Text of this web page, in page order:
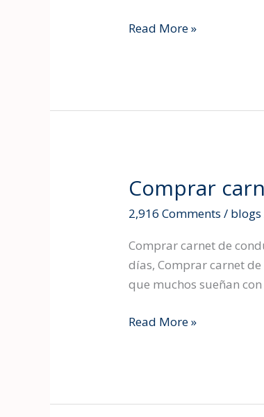
Read More »
Comprar
2,916 Comments / blogs
Comprar carnet de
días, Comprar carnet
que muchos sueñan
Comprar
de
conducir
en
españa
Read More »